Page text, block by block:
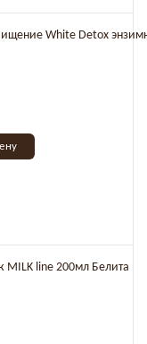
White Detox
line 200мл Белита